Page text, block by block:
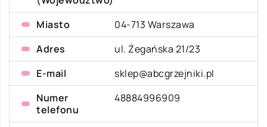
Miasto
04-713 Warszawa
Adres
ul. Żegańska 21/23
E-mail
sklep@abcgrzejniki.pl
Numer
telefonu
48884996909